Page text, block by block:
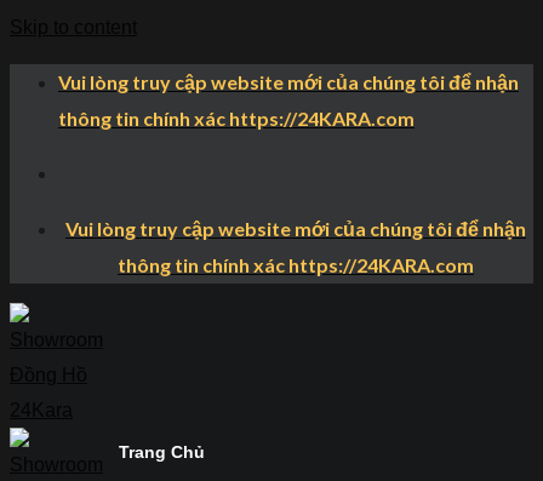
Vui lòng truy cập website mới của chúng tôi để nhận
thông tin chính xác https://24KARA.com
Vui lòng truy cập website mới của chúng tôi để nhận
thông tin chính xác https://24KARA.com
Trang Chủ